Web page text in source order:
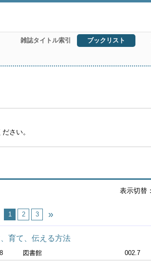
雑誌タイトル索引 ブックリスト
さい。
表示切替
1 2 3
育て、伝える方法
図書館 002.7